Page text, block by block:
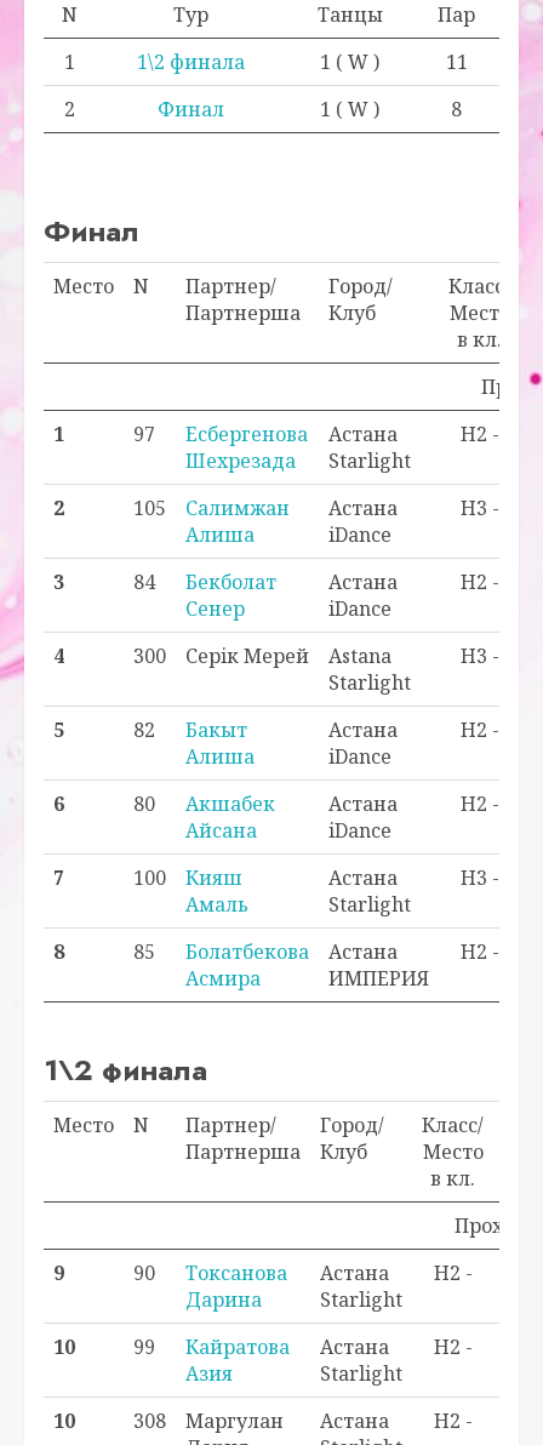
N Тур Танцы
Пар
1
1\2 финала 1 ( W )
11
2
Финал 1 ( W ) 8
Финал
Место N
Партнер/
Партнерша
Город/
Клуб
Класс/
Место
в кл.
1 97
Есбергенова
Шехрезада
Астана
Starlight
H2 -
2 105
Салимжан
Алиша
Астана
iDance
H3 -
3 84
Бекболат
Сенер
Астана
iDance
H2 -
4 300 Серiк Мерей
Astana
Starlight
H3 -
5 82
Бакыт
Алиша
Астана
iDance
H2 -
6 80
Акшабек
Айсана
Астана
iDance
H2 -
7 100
Кияш
Амаль
Астана
Starlight
H3 -
8 85
Болатбекова
Асмира
Астана
ИМПЕРИЯ
H2 -
1\2 финала
Место N
Партнер/
Партнерша
Город/
Клуб
Класс/
Место
в кл.
9 90
Токсанова
Дарина
Астана
Starlight
H2 -
10 99
Кайратова
Азия
Астана
Starlight
H2 -
10 308
Маргулан
Астана
H2 -